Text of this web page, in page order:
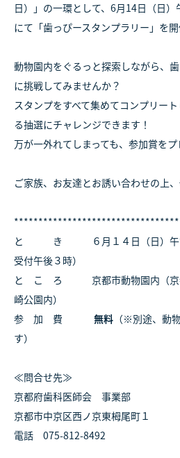
日）」の一環として、6月14日（日
にて「歯っぴースタンプラリー」を開
動物園内をぐるっと探索しながら、
に挑戦してみませんか？
スタンプをすべて集めてコンプリー
る抽選にチャレンジできます！
万が一外れてしまっても、参加賞をプ
ご家族、お友達とお誘い合わせの上
と き ６月１４日（日）午前
受付午後３時）
と こ ろ 京都市動物園内（京都
崎公園内）
参 加 費 無料 （※別途、動
す）
≪問合せ先≫
京都府歯科医師会 事業部
京都市中京区西ノ京東栂尾町１
電話 075-812-8492